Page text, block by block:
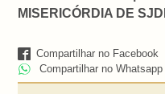
MISERICÓRDIA DE
Compartilhar no Facebook
Compartilhar no Whatsapp